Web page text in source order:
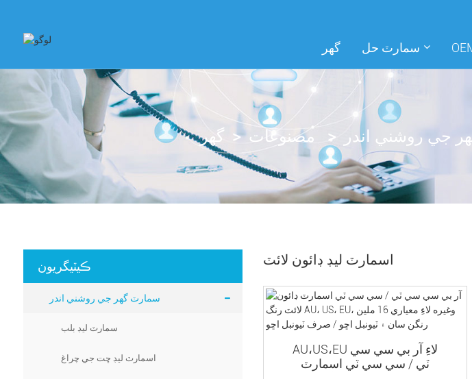
گهر سمارٽ حل
گهر مصنوعات جي روشني اندر
ڪيٽيگريون
سمارٽ گهر جي روشني اندر
سمارٽ ليڊ بلب
اسمارٽ ليڊ ڇت جي چراغ
اسمارٽ ليڊ ڊائون لائٽ
AU،US،EU لاءِ آر بي سي سي
ٽي / سي سي ٽي اسمارٽ